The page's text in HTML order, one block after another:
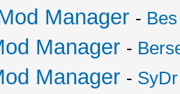
Manager - Bes
Manager -
Manager - SyDr